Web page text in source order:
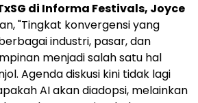
di Informa Festivals, Joyce
"Tingkat konvergensi yang
industri, pasar, dan
menjadi salah satu hal
Agenda diskusi kini tidak lagi
AI akan diadopsi, melainkan